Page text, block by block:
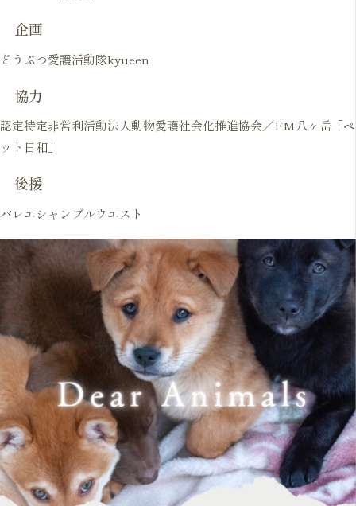
企画
どうぶつ愛護活動隊kyueen
協力
認定特定非営利活動法人動物愛護社会化推進協会／FM八ヶ岳「ペ
ット日和」
後援
バレエシャンブルウエスト